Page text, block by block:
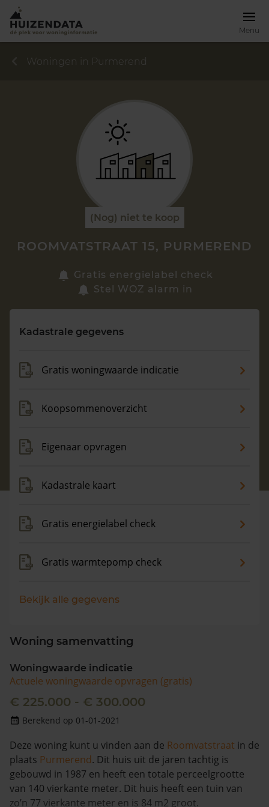
Menu
Zoek een woning
Maandag t/m vrijdag - 08:00 -18:00
Woningen in Purmerend
(Nog) niet te koop
ROOMVATSTRAAT 15, PURMEREND
Gratis energielabel check
Stel WOZ alarm in
Kadastrale gegevens
Gratis woningwaarde indicatie
Koopsommenoverzicht
Eigenaar opvragen
Kadastrale kaart
Gratis energielabel check
Gratis warmtepomp check
Bekijk alle gegevens
Woning samenvatting
Woningwaarde indicatie
Actuele woningwaarde opvragen (gratis)
€ 225.000 - € 300.000
Berekend op 01-01-2021
Deze woning kunt u vinden aan de Roomvatstraat in de
plaats Purmerend. Dit huis uit de jaren tachtig is
gebouwd in 1987 en heeft een totale perceelgrootte
van 140 vierkante meter. Dit huis heeft een tuin van
zo’n 77 vierkante meter en is 84 m2 groot.